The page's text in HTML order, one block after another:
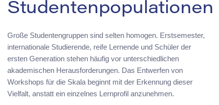
Studentenpopulationen
Große Studentengruppen sind selten homogen. Erstsemester,
internationale Studierende, reife Lernende und Schüler der
ersten Generation stehen häufig vor unterschiedlichen
akademischen Herausforderungen. Das Entwerfen von
Workshops für die Skala beginnt mit der Erkennung dieser
Vielfalt, anstatt ein einzelnes Lernprofil anzunehmen.